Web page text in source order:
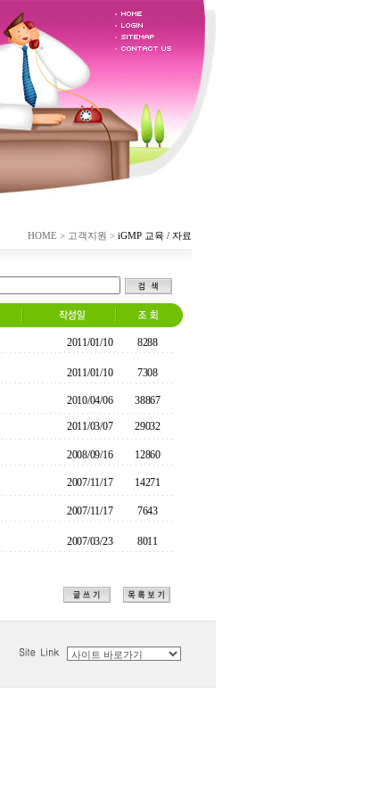
HOME > 고객지원 > iGMP 교육 / 자료
2011/01/10 8288
2011/01/10 7308
2010/04/06 38867
2011/03/07 29032
2008/09/16 12860
2007/11/17 14271
2007/11/17 7643
2007/03/23 8011